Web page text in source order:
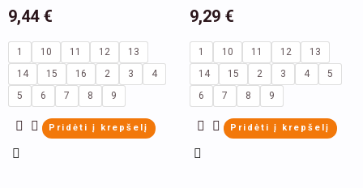
9,44 €
1 10 11 12
13
14
15 16 2 3
4
5
6 7 8 9
Pridėti į krepšelį
multiple
The
options
may
be
9,29 €
1 10 11 12
13
14
15 2 3 4
5
6
7 8 9
Pridėti į krepšelį
multiple
The
options
may
be